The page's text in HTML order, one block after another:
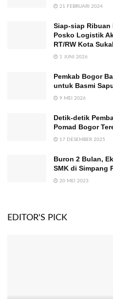
21 FEBRUARI 2024
Siap-siap Ribuan
Posko Logistik
RT/RW Kota
1 JUNI 2026
Pemkab Bogor
untuk Basmi
9 MEI 2026
Detik-detik
Pomad Bogor
17 DESEMBER 2025
Buron 2 Bulan,
SMK di Simpang
20 MEI 2023
EDITOR'S PICK